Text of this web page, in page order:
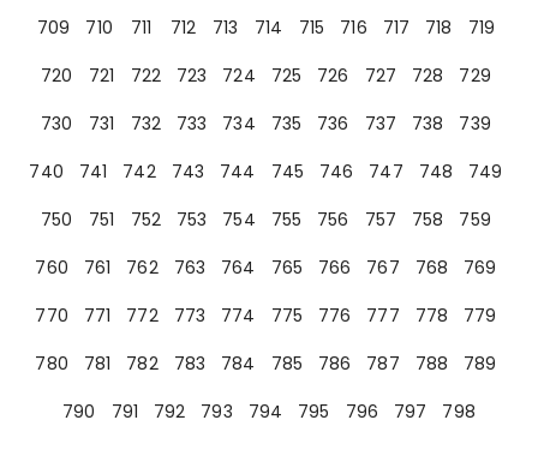
709
710 711 712 713 714 715 716 717 718
719
720
721 722 723 724 725 726 727 728
729
730
731 732 733 734 735 736 737 738
739
740
741 742 743 744 745 746 747 748
749
750
751 752 753 754 755 756 757 758
759
760
761 762 763 764 765 766 767 768
769
770
771 772 773 774 775 776 777 778
779
780
781 782 783 784 785 786 787 788
789
790
791 792 793 794 795 796 797 798